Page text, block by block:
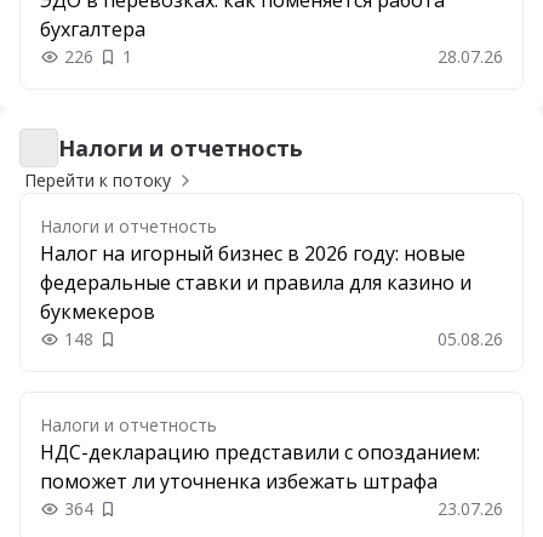
бухгалтера
226 1 28.07.26
Налоги и отчетность
Налоги и отчетность
Перейти к потоку
Налоги и отчетность
Налог на игорный бизнес в 2026 году: новые
федеральные ставки и правила для казино и
букмекеров
148 Добавить в закладки 05.08.26
Налоги и отчетность
НДС-декларацию представили с опозданием:
поможет ли уточненка избежать штрафа
364 Добавить в закладки 23.07.26